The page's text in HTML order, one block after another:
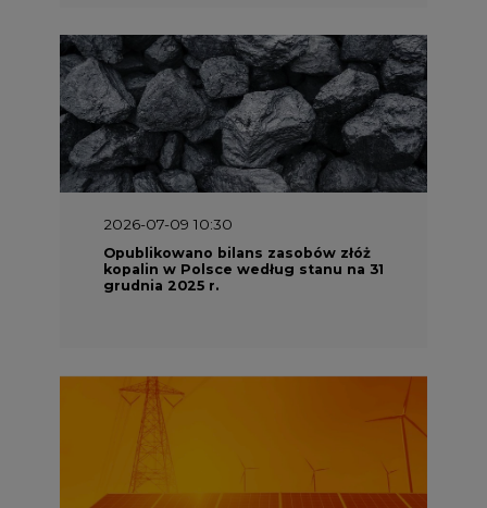
2026-07-09 10:30
Opublikowano bilans zasobów złóż
kopalin w Polsce według stanu na 31
grudnia 2025 r.